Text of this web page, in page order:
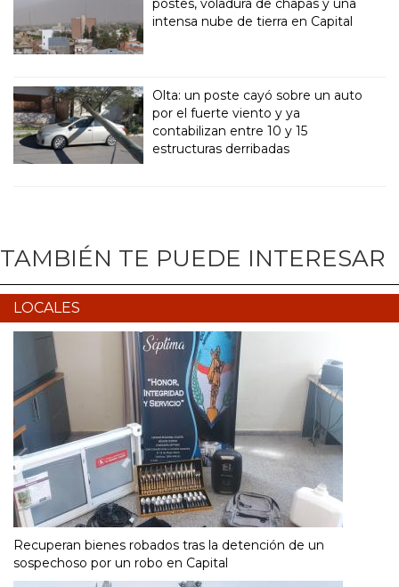
postes, voladura de chapas y una
intensa nube de tierra en Capital
Olta: un poste cayó sobre un auto
por el fuerte viento y ya
contabilizan entre 10 y 15
estructuras derribadas
TAMBIÉN TE PUEDE INTERESAR
LOCALES
Recuperan bienes robados tras la detención de un
sospechoso por un robo en Capital